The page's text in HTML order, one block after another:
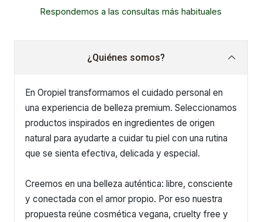
Respondemos a las consultas más habituales
¿Quiénes somos?
En Oropiel transformamos el cuidado personal en
una experiencia de belleza premium. Seleccionamos
productos inspirados en ingredientes de origen
natural para ayudarte a cuidar tu piel con una rutina
que se sienta efectiva, delicada y especial.
Creemos en una belleza auténtica: libre, consciente
y conectada con el amor propio. Por eso nuestra
propuesta reúne cosmética vegana, cruelty free y